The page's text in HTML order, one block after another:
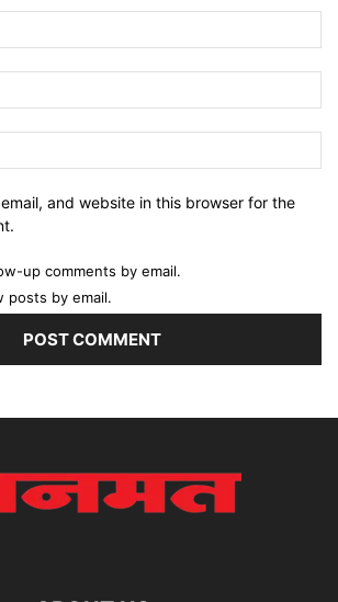
and website in this browser for the
up comments by email.
posts by email.